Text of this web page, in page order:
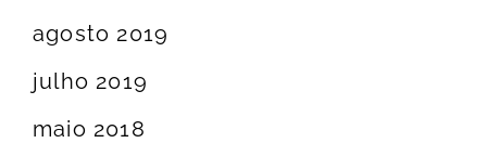
agosto 2019
julho 2019
maio 2018